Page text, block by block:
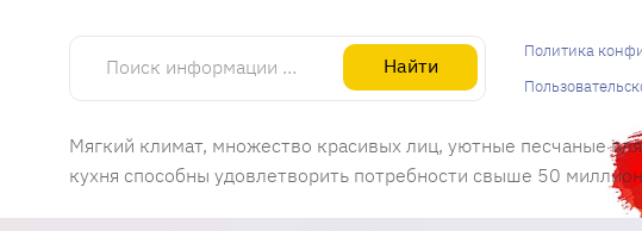
Поиск информации об Испании
Найти
Мягкий климат, множество красивых лиц, уютные песчаные
кухня способны удовлетворить потребности свыше 50
Политика